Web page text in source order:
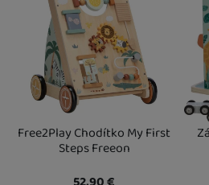
Free2Play Chodítko My First
Steps Freeon